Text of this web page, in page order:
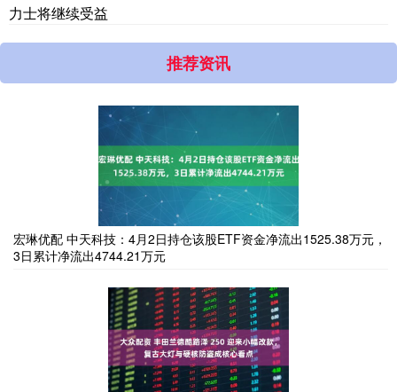
力士将继续受益
推荐资讯
宏琳优配 中天科技：4月2日持仓该股ETF资金净流出1525.38万元，
3日累计净流出4744.21万元